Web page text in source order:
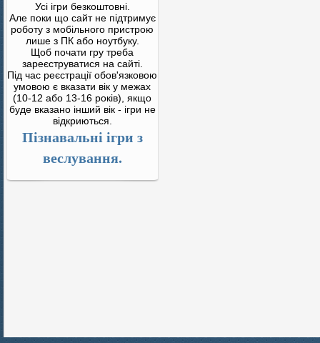
Усі ігри безкоштовні.
Але поки що сайт не підтримує
роботу з мобільного пристрою
лише з ПК або ноутбуку.
Щоб почати гру треба
зареєструватися на сайті.
Під час реєстрації обов'язковою
умовою є вказати вік у межах
(10-12 або 13-16 років), якщо
буде вказано інший вік - ігри не
відкриються.
Пізнавальні ігри з
веслування.